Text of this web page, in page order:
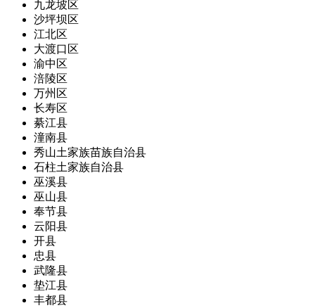
九龙坡区
沙坪坝区
江北区
大渡口区
渝中区
涪陵区
万州区
长寿区
綦江县
潼南县
秀山土家族苗族自治县
石柱土家族自治县
巫溪县
巫山县
奉节县
云阳县
开县
忠县
武隆县
垫江县
丰都县